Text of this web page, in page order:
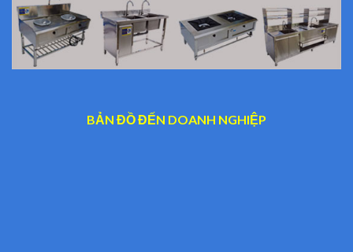
BẢN ĐỒ ĐẾN DOANH NGHIỆP